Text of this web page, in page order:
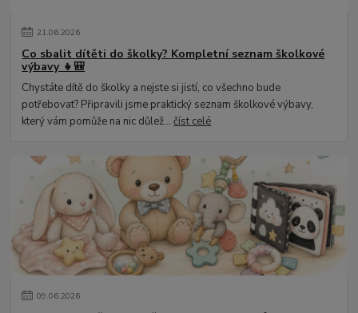
21.06.2026
Co sbalit dítěti do školky? Kompletní seznam školkové
výbavy 👧🎒
Chystáte dítě do školky a nejste si jistí, co všechno bude
potřebovat? Připravili jsme praktický seznam školkové výbavy,
který vám pomůže na nic důlež...číst celé
09.06.2026